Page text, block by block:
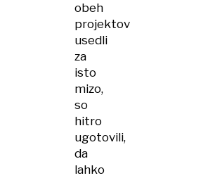
obeh
projektov
usedli
za
isto
mizo,
so
hitro
ugotovili,
da
lahko